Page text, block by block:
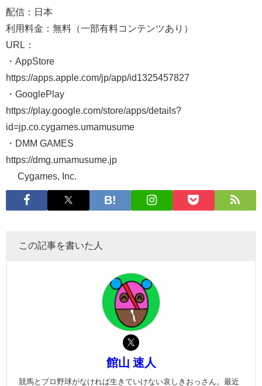
配信：日本
利用料金：無料（一部有料コンテンツあり）
URL：
・AppStore
https://apps.apple.com/jp/app/id1325457827
・GooglePlay
https://play.google.com/store/apps/details?
id=jp.co.cygames.umamusume
・DMM GAMES
https://dmg.umamusume.jp
© Cygames, Inc.
この記事を書いた人
館山 速人
競馬とプロ野球がなければ生きていけない哀しきおっさん。最近